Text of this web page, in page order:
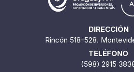
DIRECCIÓN
Rincón 518-528.
TELÉFONO
(598) 2915